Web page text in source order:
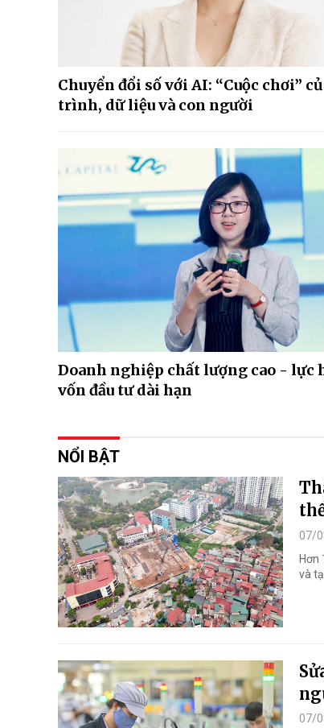
Chuyển đổi số với AI: “Cuộc chơi”
trình, dữ liệu và con người
Doanh nghiệp chất lượng cao - lực
vốn đầu tư dài hạn
NỔI BẬT
07/
Hơn
và
07/